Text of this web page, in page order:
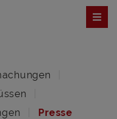
Presse